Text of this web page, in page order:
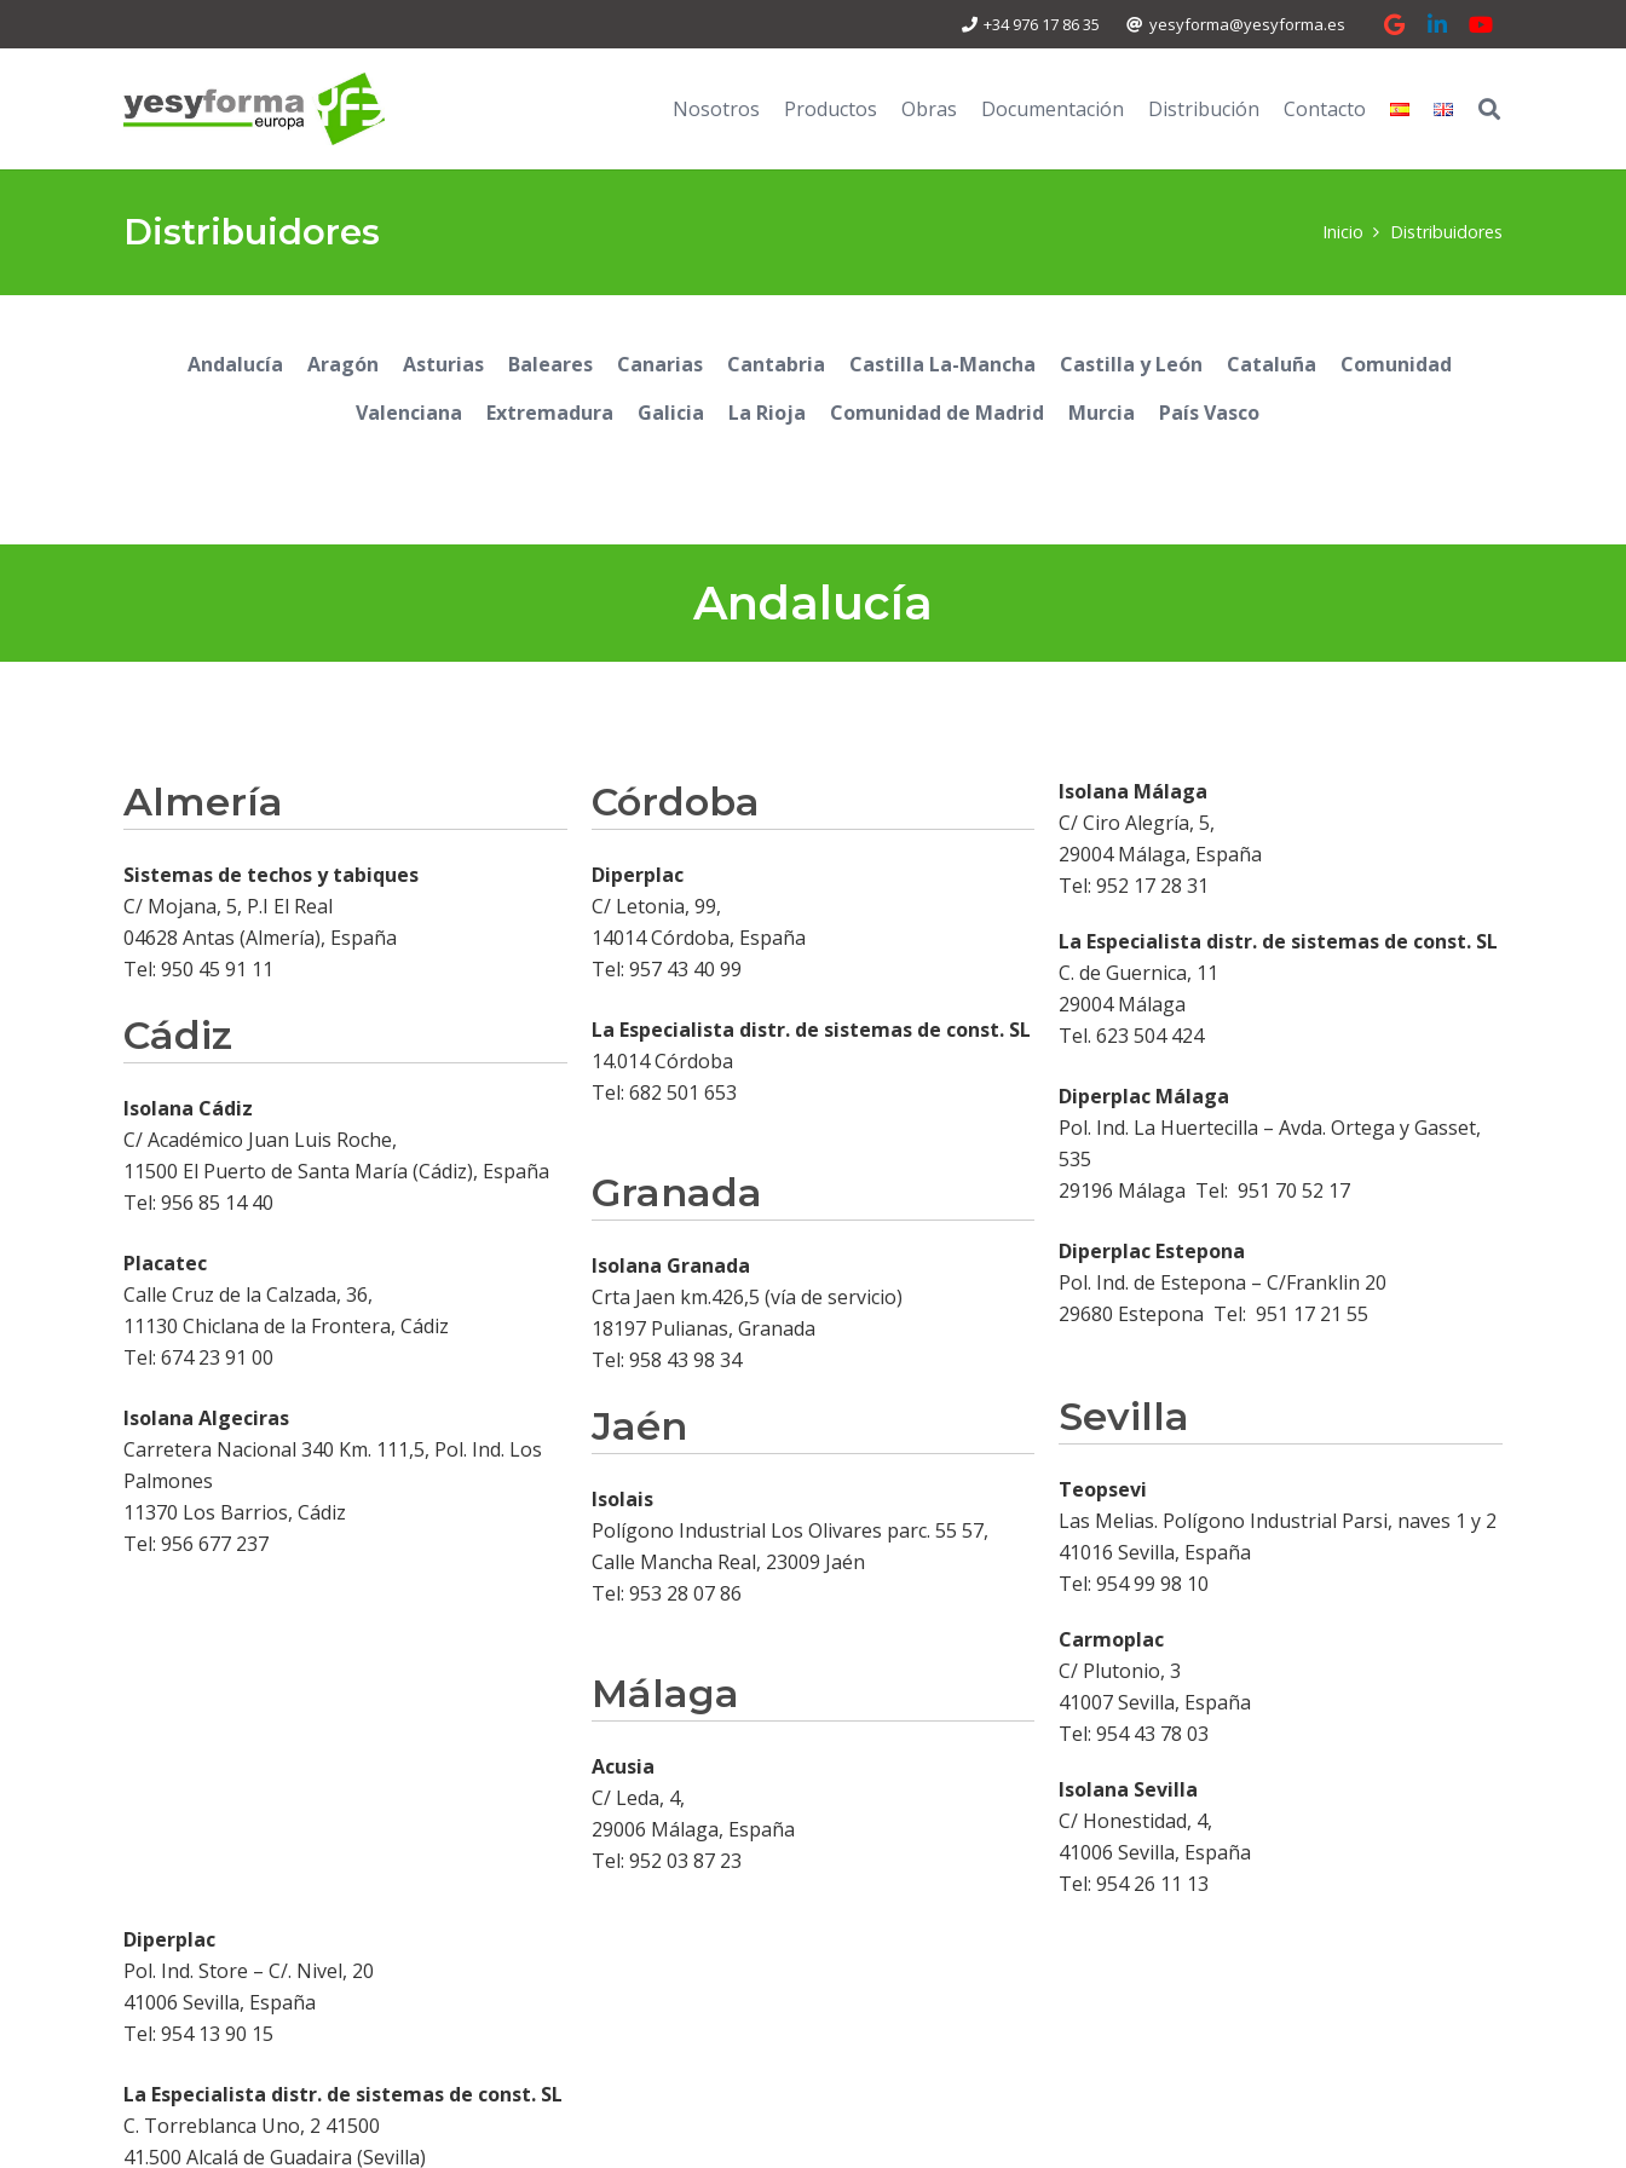
+34 976 17 86 35 yesyforma@yesyforma.es
Nosotros Productos Obras Documentación Distribución Contacto
Distribuidores Inicio Distribuidores
Andalucía Aragón Asturias Baleares Canarias Cantabria Castilla La-Mancha Castilla y León Cataluña
Comunidad
Valenciana
Extremadura Galicia La Rioja Comunidad de Madrid Murcia País Vasco
Andalucía
Almería
Sistemas de techos y tabiques
C/ Mojana, 5, P.I El Real
04628 Antas (Almería), España
Tel: 950 45 91 11
Cádiz
Isolana Cádiz
C/ Académico Juan Luis Roche,
11500 El Puerto de Santa María (Cádiz), España
Tel: 956 85 14 40
Placatec
Calle Cruz de la Calzada, 36,
11130 Chiclana de la Frontera, Cádiz
Tel: 674 23 91 00
Isolana Algeciras
Carretera Nacional 340 Km. 111,5, Pol. Ind. Los
Palmones
11370 Los Barrios, Cádiz
Tel: 956 677 237
Córdoba
Diperplac
C/ Letonia, 99,
14014 Córdoba, España
Tel: 957 43 40 99
La Especialista distr. de sistemas de const. SL
14.014 Córdoba
Tel: 682 501 653
Granada
Isolana Granada
Crta Jaen km.426,5 (vía de servicio)
18197 Pulianas, Granada
Tel: 958 43 98 34
Jaén
Isolais
Polígono Industrial Los Olivares parc. 55 57,
Calle Mancha Real, 23009 Jaén
Tel: 953 28 07 86
Málaga
Acusia
C/ Leda, 4,
29006 Málaga, España
Tel: 952 03 87 23
Isolana Málaga
C/ Ciro Alegría, 5,
29004 Málaga, España
Tel: 952 17 28 31
La Especialista distr. de sistemas de const. SL
C. de Guernica, 11
29004 Málaga
Tel. 623 504 424
Diperplac Málaga
Pol. Ind. La Huertecilla – Avda. Ortega y Gasset,
535
29196 Málaga Tel: 951 70 52 17
Diperplac Estepona
Pol. Ind. de Estepona – C/Franklin 20
29680 Estepona Tel: 951 17 21 55
Sevilla
Teopsevi
Las Melias. Polígono Industrial Parsi, naves 1 y 2
41016 Sevilla, España
Tel: 954 99 98 10
Carmoplac
C/ Plutonio, 3
41007 Sevilla, España
Tel: 954 43 78 03
Isolana Sevilla
C/ Honestidad, 4,
41006 Sevilla, España
Tel: 954 26 11 13
Diperplac
Pol. Ind. Store – C/. Nivel, 20
41006 Sevilla, España
Tel: 954 13 90 15
La Especialista distr. de sistemas de const. SL
C. Torreblanca Uno, 2 41500
41.500 Alcalá de Guadaira (Sevilla)